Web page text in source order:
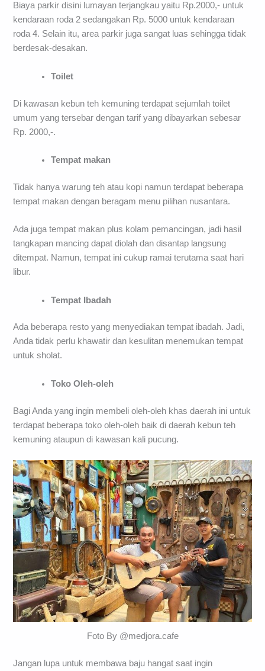
Biaya parkir disini lumayan terjangkau yaitu Rp.2000,- untuk
kendaraan roda 2 sedangakan Rp. 5000 untuk kendaraan
roda 4. Selain itu, area parkir juga sangat luas sehingga tidak
berdesak-desakan.
Toilet
Di kawasan kebun teh kemuning terdapat sejumlah toilet
umum yang tersebar dengan tarif yang dibayarkan sebesar
Rp. 2000,-.
Tempat makan
Tidak hanya warung teh atau kopi namun terdapat beberapa
tempat makan dengan beragam menu pilihan nusantara.
Ada juga tempat makan plus kolam pemancingan, jadi hasil
tangkapan mancing dapat diolah dan disantap langsung
ditempat. Namun, tempat ini cukup ramai terutama saat hari
libur.
Tempat Ibadah
Ada beberapa resto yang menyediakan tempat ibadah. Jadi,
Anda tidak perlu khawatir dan kesulitan menemukan tempat
untuk sholat.
Toko Oleh-oleh
Bagi Anda yang ingin membeli oleh-oleh khas daerah ini untuk
terdapat beberapa toko oleh-oleh baik di daerah kebun teh
kemuning ataupun di kawasan kali pucung.
Foto By @medjora.cafe
Jangan lupa untuk membawa baju hangat saat ingin